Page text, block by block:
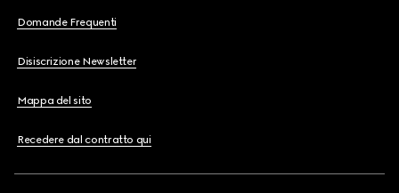
Domande Frequenti
Disiscrizione Newsletter
Mappa del sito
Recedere dal contratto qui